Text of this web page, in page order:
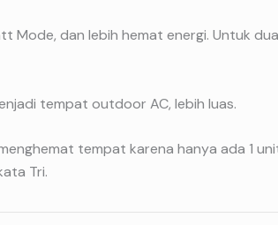
Mode, dan lebih hemat energi. Untuk
tempat outdoor AC, lebih luas.
tempat karena hanya ada 1
Tri.